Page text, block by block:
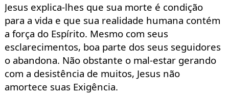
Jesus explica-lhes que sua morte é condição
para a vida e que sua realidade humana contém
a força do Espírito. Mesmo com seus
esclarecimentos, boa parte dos seus seguidores
o abandona. Não obstante o mal-estargerando
com a desistência de muitos, Jesus não
amortece suas Exigência.